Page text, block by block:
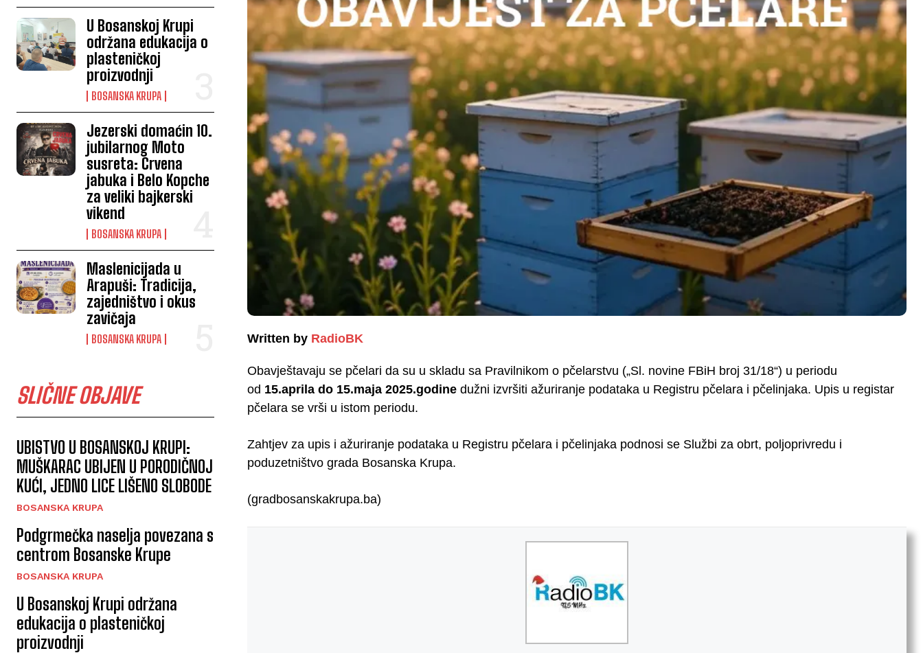
U Bosanskoj Krupi
održana edukacija o
plasteničkoj
proizvodnji
BOSANSKA KRUPA
Jezerski domaćin 10.
jubilarnog Moto
susreta: Crvena
jabuka i Belo Kopche
za veliki bajkerski
vikend
BOSANSKA KRUPA
Maslenicijada u
Arapuši: Tradicija,
zajedništvo i okus
zavičaja
BOSANSKA KRUPA
SLIČNE OBJAVE
UBISTVO U BOSANSKOJ KRUPI:
MUŠKARAC UBIJEN U PORODIČNOJ
KUĆI, JEDNO LICE LIŠENO SLOBODE
BOSANSKA KRUPA
Podgrmečka naselja povezana s
centrom Bosanske Krupe
BOSANSKA KRUPA
U Bosanskoj Krupi održana
edukacija o plasteničkoj
proizvodnji
Written by RadioBK
Obavještavaju se pčelari da su u skladu sa Pravilnikom o pčelarstvu („Sl. novine FBiH broj 31/18“) u periodu
od 15.aprila do 15.maja 2025.godine dužni izvršiti ažuriranje podataka u Registru pčelara i pčelinjaka. Upis u registar
pčelara se vrši u istom periodu.
Zahtjev za upis i ažuriranje podataka u Registru pčelara i pčelinjaka podnosi se Službi za obrt, poljoprivredu i
poduzetništvo grada Bosanska Krupa.
(gradbosanskakrupa.ba)